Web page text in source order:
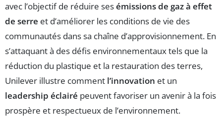
avec l’objectif de réduire sesémissions de gaz à effet
de serre et d’améliorer les conditions de vie des
communautés dans sa chaîne d’approvisionnement. En
s’attaquant à des défis environnementaux tels que la
réduction du plastique et la restauration des terres,
Unilever illustre comment l’innovation et un
leadership éclairé peuvent favoriser un avenir à la fois
prospère et respectueux de l’environnement.